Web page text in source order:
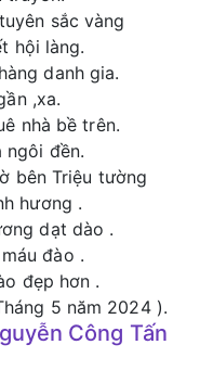
sắc vàng
hội làng.
danh gia.
,xa.
nhà bề trên.
ngôi đền.
bên Triệu tường
hương .
dạt dào .
đào .
đẹp hơn .
5 năm 2024 ).
Công Tấn